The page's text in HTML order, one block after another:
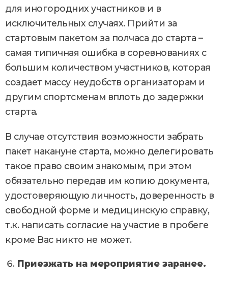
для иногородних участников и в
исключительных случаях. Прийти за
стартовым пакетом за полчаса до старта –
самая типичная ошибка в соревнованиях с
большим количеством участников, которая
создает массу неудобств организаторам и
другим спортсменам вплоть до задержки
старта.
В случае отсутствия возможности забрать
пакет накануне старта, можно делегировать
такое право своим знакомым, при этом
обязательно передав им копию документа,
удостоверяющую личность, доверенность в
свободной форме и медицинскую справку,
т.к. написать согласие на участие в пробеге
кроме Вас никто не может.
Приезжать на мероприятие заранее.